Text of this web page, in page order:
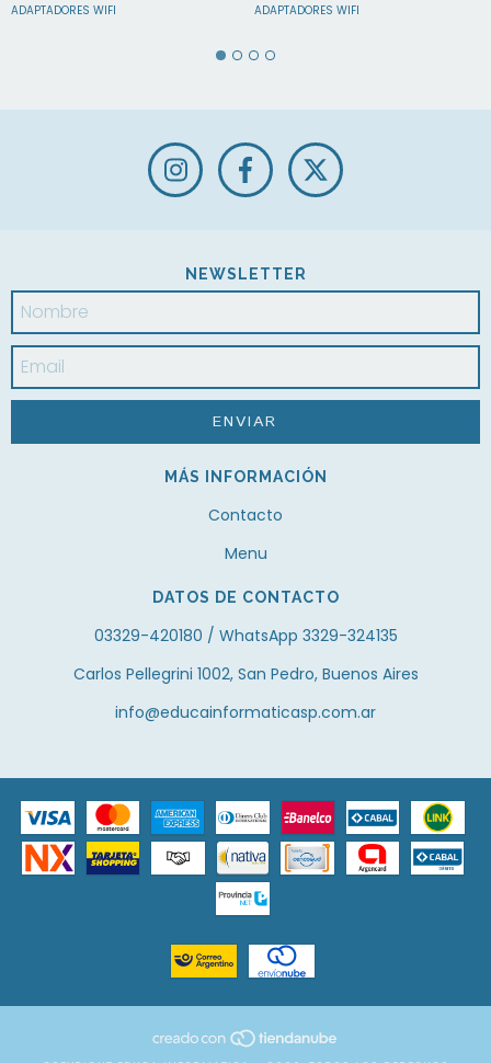
ADAPTADORES WIFI ADAPTADORES WIFI
NEWSLETTER
MÁS INFORMACIÓN
Contacto
Menu
DATOS DE CONTACTO
03329-420180 / WhatsApp 3329-324135
Carlos Pellegrini 1002, San Pedro, Buenos Aires
info@educainformaticasp.com.ar